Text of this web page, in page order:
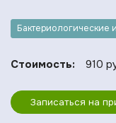
Бактериологические
Стоимость: 910
Записаться на